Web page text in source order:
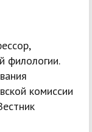
филологии.
комиссии